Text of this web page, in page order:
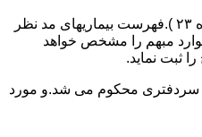
مطالبه و اخذ گواهی پزشکی معتبر مبنی بر عدم اعتیاد به مواد مخدر و عدم ابتلا به بیماریهای مسری ( سیفلیس،تالاسمی و..) و نیز واکسیناسیون زوجین،قبل از ثبت ازدواج (ماده ۲۳ ).فهرست بیماریهای مد نظر
مبهم را مشخص خواهد
ثبت نماید.
سردفتری محکوم می شد.و مورد